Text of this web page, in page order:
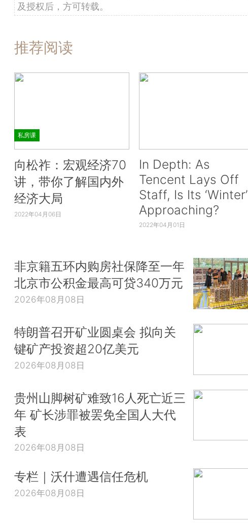
及授权后，方可转载。
推荐阅读
私房课
向松祚：宏观经济70
讲，带你了解国内外
经济大局
2022年04月06日
In Depth: As
Tencent Lays Off
Staff, Is Its ‘Winter’
Approaching?
2022年04月01日
非京籍五环内购房社保降至一年
北京市公积金最高可贷340万元
2026年08月08日
特朗普召开矿业圆桌会 拟向关
键矿产投资超20亿美元
2026年08月08日
贵州山脚树矿难致16人死亡近三
年 矿长涉罪被罢免全国人大代
表
2026年08月08日
专栏｜沃什遭遇信任危机
2026年08月08日